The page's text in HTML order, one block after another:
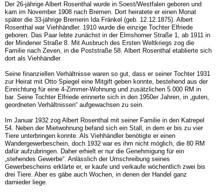
Der 26-jährige Albert Rosenthal wurde in Soest/Westfalen geboren und
kam im November 1908 nach Bremen. Dort heiratete er einen Monat
später die 33-jährige Bremerin Ida Fränkel (geb. 12.12.1875). Albert
Rosenthal war Viehhändler. 1910 wurde die einzige Tochter Elfriede
geboren. Das Paar lebte zunächst in der Elmshorner Straße 1, ab 1911 in
der Mindener Straße 8. Mit Ausbruch des Ersten Weltkriegs zog die
Familie nach Zeven, in die Poststraße 58. Albert Rosenthal etablierte sich
dort als Viehhändler.
Seine finanziellen Verhältnisse waren so gut, dass er seiner Tochter 1931
zur Heirat mit Otto Spiegel eine Mitgift geben konnte, bestehend aus der
Einrichtung für eine 4-Zimmer-Wohnung und zusätzlichen 5.000 RM in
bar. Seine Tochter Elfriede erinnerte sich in den 1950er Jahren, in „guten,
geordneten Verhältnissen“ aufgewachsen zu sein.
Im Januar 1932 zog Albert Rosenthal mit seiner Familie in den Katrepel
54. Neben der Mietwohnung befand sich ein Stall, in dem er bis zu vier
Tiere unterbringen konnte. Als Viehhändler benötigte er einen
Wandergewerbeschein, doch 1932 war es ihm nicht möglich, die 80 RM
dafür aufzubringen. Daher erhielt er nur die Genehmigung für ein
„stehendes Gewerbe“. Anlässlich der Umschreibung seines
Gewerbescheins erklärte er, er kaufe und verkaufe wöchentlich zwei bis
drei Tiere. Aber es gäbe auch Wochen, in denen der Handel ganz
darnieder liege.